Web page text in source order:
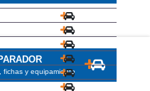
fichas y equipamiento